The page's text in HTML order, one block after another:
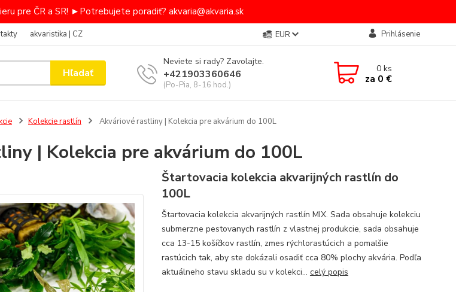
pre ČR a SR! ►Potrebujete poradiť? akvaria@akvaria.sk
akvaristika | CZ EUR Prihlásenie
Hľadať
Neviete si rady? Zavolajte.
+421903360646
(Po-Pia, 8-16 hod.)
0ks
za 0 €
Kolekcie rastlín Akváriové rastliny | Kolekcia pre akvárium do 100L
| Kolekcia pre akvárium do 100L
Štartovacia kolekcia akvarijných rastlín do
100L
Štartovacia kolekcia akvarijných rastlín MIX. Sada obsahuje kolekciu
submerzne pestovanych rastlín z vlastnej produkcie, sada obsahuje
cca 13-15 košíčkov rastlín, zmes rýchlorastúcich a pomalšie
rastúcich tak, aby ste dokázali osadiť cca 80% plochy akvária. Podľa
aktuálneho stavu skladu su v kolekci... celý popis